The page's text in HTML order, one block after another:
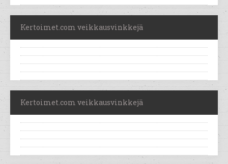
Kertoimet.com veikkausvinkkejä
Kertoimet.com veikkausvinkkejä